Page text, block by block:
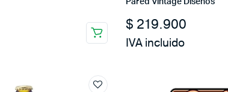
$ 219.900
IVA incluido